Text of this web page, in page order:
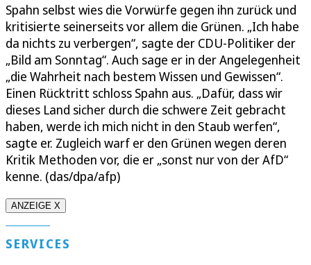
Spahn selbst wies die Vorwürfe gegen ihn zurück und
kritisierte seinerseits vor allem die Grünen. „Ich habe
da nichts zu verbergen“, sagte der CDU-Politiker der
„Bild am Sonntag“. Auch sage er in der Angelegenheit
„die Wahrheit nach bestem Wissen und Gewissen“.
Einen Rücktritt schloss Spahn aus. „Dafür, dass wir
dieses Land sicher durch die schwere Zeit gebracht
haben, werde ich mich nicht in den Staub werfen“,
sagte er. Zugleich warf er den Grünen wegen deren
Kritik Methoden vor, die er „sonst nur von der AfD“
kenne. (das/dpa/afp)
ANZEIGE X
SERVICES